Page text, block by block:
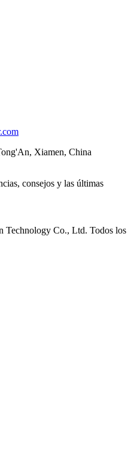
Xiamen, China
consejos y las últimas
Co., Ltd. Todos los